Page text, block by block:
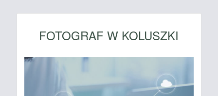
FOTOGRAF W KOLUSZKI